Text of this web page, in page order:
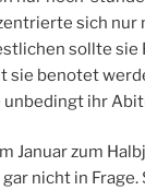
sich nur
sollte sie
sie benotet
unbedingt ihr
Januar zum
nicht in